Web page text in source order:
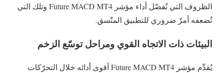
الظروف التي تُفضّل أداء مؤشر Future MACD MT4 وتلك التي
تُضعفه أمرٌ ضروري للتطبيق المتّسق.
البيئات ذات الاتجاه القوي ومراحل توسّع الزخم
يُقدِّم مؤشر Future MACD MT4 أقوى أدائه خلال التحرّكات